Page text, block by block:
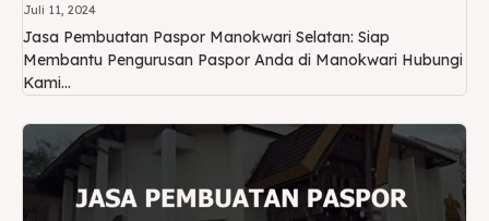
Juli 11, 2024
Jasa Pembuatan Paspor Manokwari Selatan: Siap
Membantu Pengurusan Paspor Anda di Manokwari Hubungi
Kami...